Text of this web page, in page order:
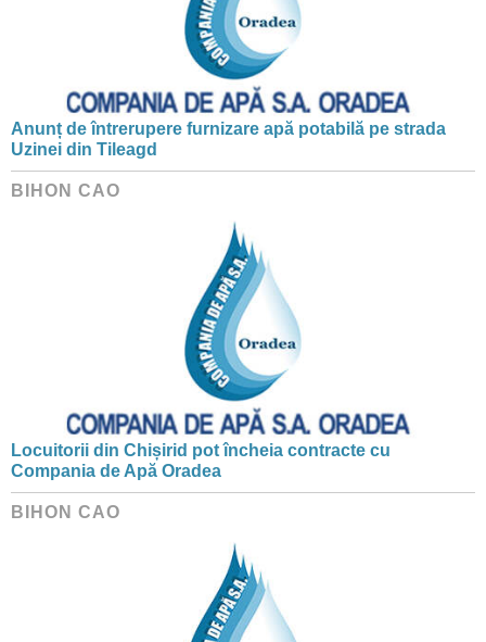
Anunț de întrerupere furnizare apă potabilă pe strada
Uzinei din Tileagd
BIHON CAO
Locuitorii din Chișirid pot încheia contracte cu
Compania de Apă Oradea
BIHON CAO